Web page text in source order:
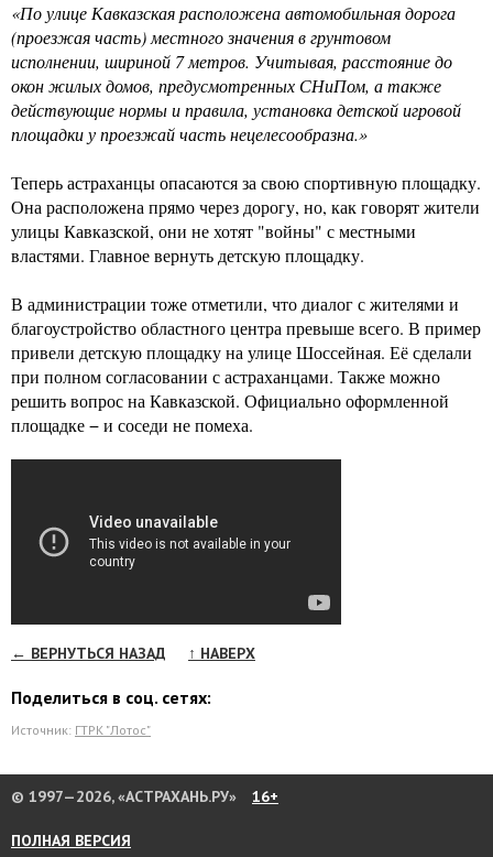
«По улице Кавказская расположена автомобильная дорога
(проезжая часть) местного значения в грунтовом
исполнении, шириной 7 метров. Учитывая, расстояние до
окон жилых домов, предусмотренных СНиПом, а также
действующие нормы и правила, установка детской игровой
площадки у проезжай часть нецелесообразна.»
Теперь астраханцы опасаются за свою спортивную площадку.
Она расположена прямо через дорогу, но, как говорят жители
улицы Кавказской, они не хотят "войны" с местными
властями. Главное вернуть детскую площадку.
В администрации тоже отметили, что диалог с жителями и
благоустройство областного центра превыше всего. В пример
привели детскую площадку на улице Шоссейная. Её сделали
при полном согласовании с астраханцами. Также можно
решить вопрос на Кавказской. Официально оформленной
площадке − и соседи не помеха.
← ВЕРНУТЬСЯ НАЗАД ↑ НАВЕРХ
Поделиться в соц. сетях:
Источник: ГТРК "Лотос"
© 1997—2026, «АСТРАХАНЬ.РУ» 16+
ПОЛНАЯ ВЕРСИЯ